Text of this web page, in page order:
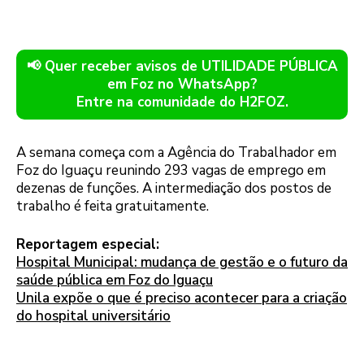
📢 Quer receber avisos de UTILIDADE PÚBLICA
em Foz no WhatsApp?
Entre na comunidade do H2FOZ.
A semana começa com a Agência do Trabalhador em
Foz do Iguaçu reunindo 293 vagas de emprego em
dezenas de funções. A intermediação dos postos de
trabalho é feita gratuitamente.
Reportagem especial:
Hospital Municipal: mudança de gestão e o futuro da
saúde pública em Foz do Iguaçu
Unila expõe o que é preciso acontecer para a criação
do hospital universitário